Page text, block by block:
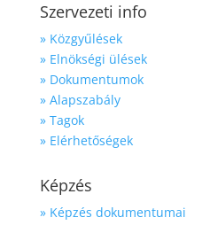
Szervezeti info
» Közgyűlések
» Elnökségi ülések
» Dokumentumok
» Alapszabály
» Tagok
» Elérhetőségek
Képzés
» Képzés dokumentumai